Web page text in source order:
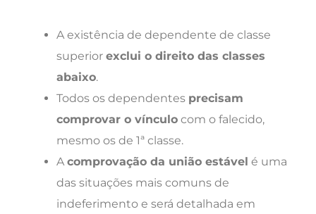
A existência de dependente de classe
superior exclui o direito das classes
abaixo.
Todos os dependentes precisam
comprovar o vínculo com o falecido,
mesmo os de 1ª classe.
A comprovação da união estável é uma
das situações mais comuns de
indeferimento e será detalhada em